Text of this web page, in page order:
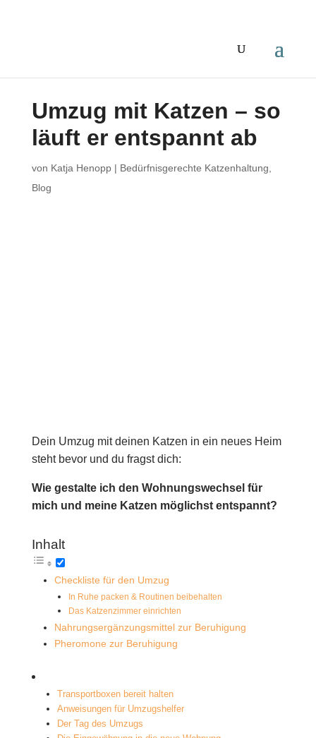
Umzug mit Katzen – so
läuft er entspannt ab
von Katja Henopp| Bedürfnisgerechte Katzenhaltung
Blog
Dein Umzug mit deinen Katzen in ein neues Heim
steht bevor und du fragst dich:
Wie gestalte ich den Wohnungswechsel für
mich und meine Katzen möglichst entspannt?
Inhalt
Checkliste für den Umzug
In Ruhe packen & Routinen beibehalten
Das Katzenzimmer einrichten
Nahrungsergänzungsmittel zur Beruhigung
Pheromone zur Beruhigung
Transportboxen bereit halten
Anweisungen für Umzugshelfer
Der Tag des Umzugs